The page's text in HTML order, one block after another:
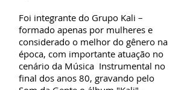
Foi integrante do Grupo Kali –
formado apenas por mulheres e
considerado o melhor do gênero na
época, com importante atuação no
cenário da Música Instrumental no
final dos anos 80, gravando pelo